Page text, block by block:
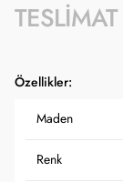
Özellikler:
Maden
Renk